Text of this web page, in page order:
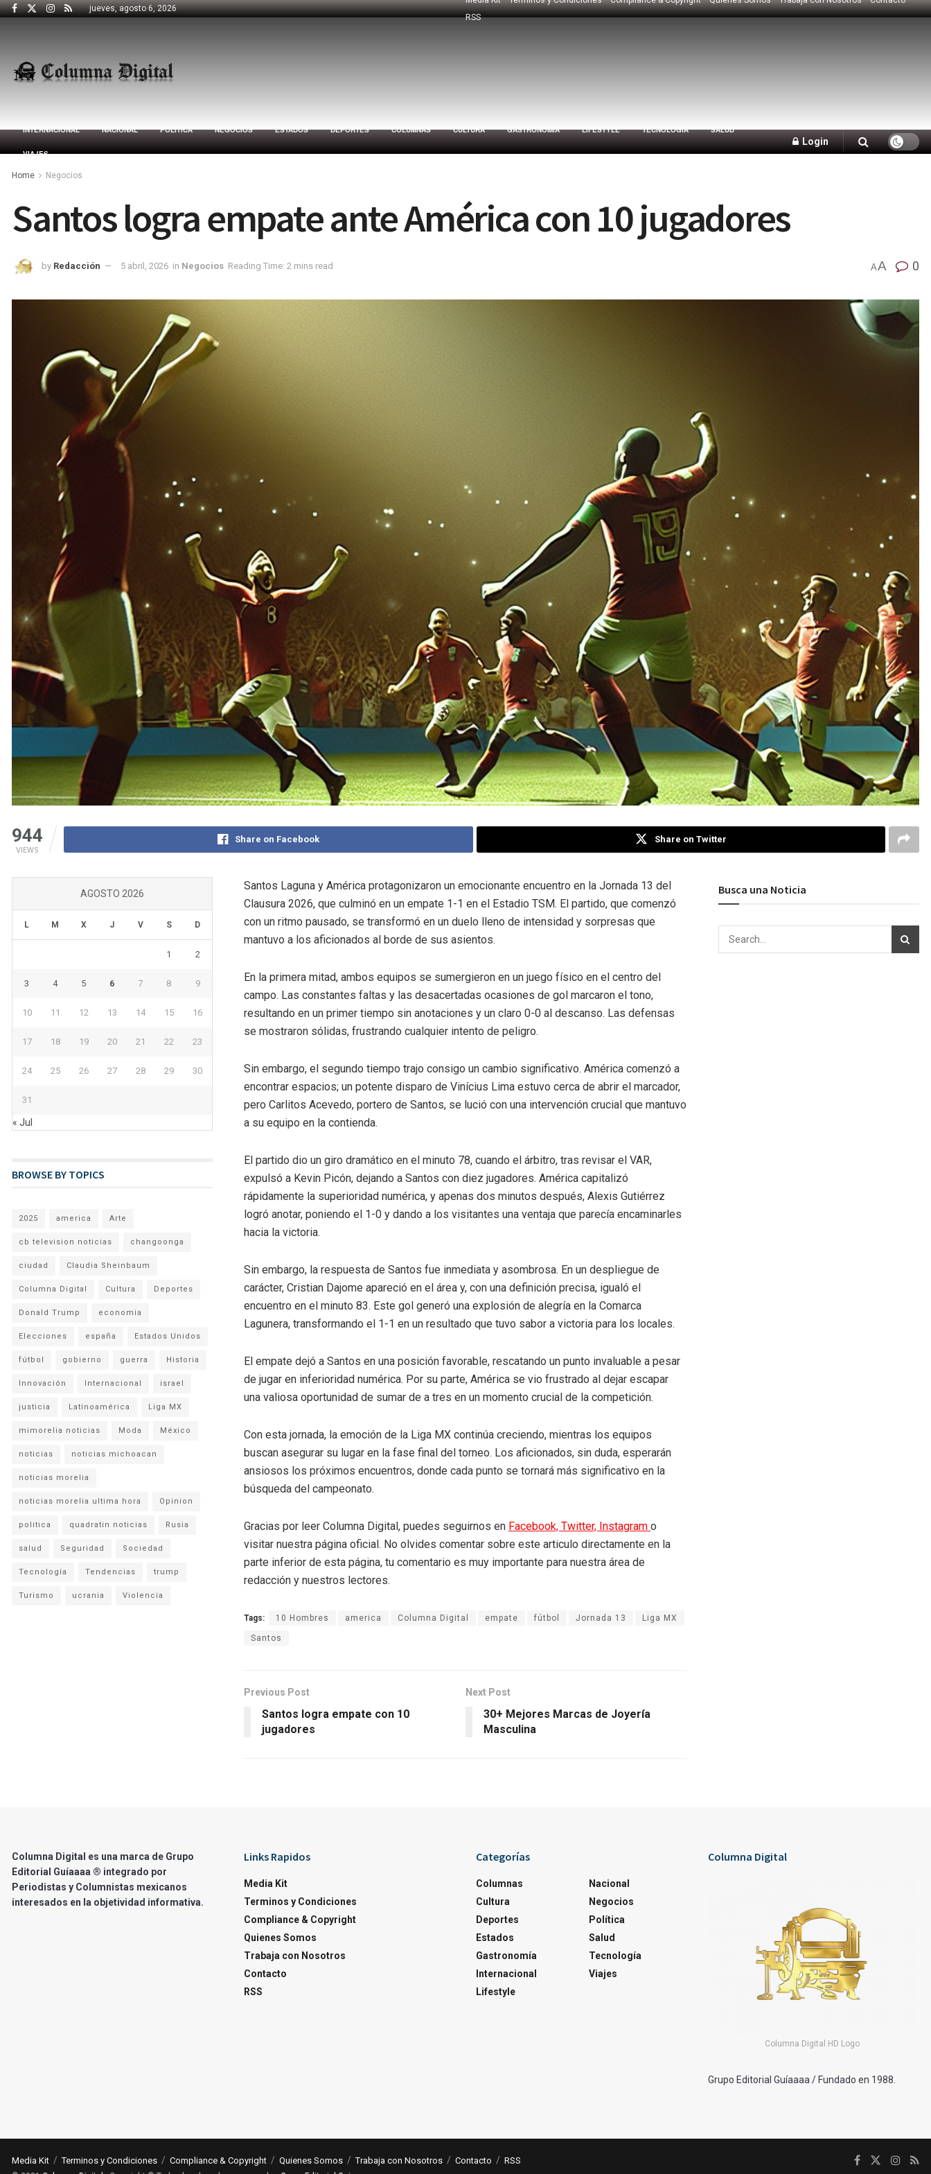
jueves, agosto 6, 2026
RSS
INTERNACIONAL NACIONAL POLÍTICA NEGOCIOS ESTADOS DEPORTES COLUMNAS CULTURA GASTRONOMÍA LIFESTYLE TECNOLOGÍA SALUD
VIAJES
Login
Home Negocios
Santos logra empate ante América con 10 jugadores
by Redacción 5 abril, 2026 in Negocios Reading Time: 2 mins read AA 0
944
VIEWS
Share on Facebook Share on Twitter
Santos Laguna y América protagonizaron un emocionante encuentro en la Jornada 13 del
Clausura 2026, que culminó en un empate 1-1 en el Estadio TSM. El partido, que comenzó
con un ritmo pausado, se transformó en un duelo lleno de intensidad y sorpresas que
mantuvo a los aficionados al borde de sus asientos.
En la primera mitad, ambos equipos se sumergieron en un juego físico en el centro del
campo. Las constantes faltas y las desacertadas ocasiones de gol marcaron el tono,
resultando en un primer tiempo sin anotaciones y un claro 0-0 al descanso. Las defensas
se mostraron sólidas, frustrando cualquier intento de peligro.
Sin embargo, el segundo tiempo trajo consigo un cambio significativo. América comenzó a
encontrar espacios; un potente disparo de Vinícius Lima estuvo cerca de abrir el marcador,
pero Carlitos Acevedo, portero de Santos, se lució con una intervención crucial que mantuvo
a su equipo en la contienda.
El partido dio un giro dramático en el minuto 78, cuando el árbitro, tras revisar el VAR,
expulsó a Kevin Picón, dejando a Santos con diez jugadores. América capitalizó
rápidamente la superioridad numérica, y apenas dos minutos después, Alexis Gutiérrez
logró anotar, poniendo el 1-0 y dando a los visitantes una ventaja que parecía encaminarles
hacia la victoria.
Sin embargo, la respuesta de Santos fue inmediata y asombrosa. En un despliegue de
carácter, Cristian Dajome apareció en el área y, con una definición precisa, igualó el
encuentro en el minuto 83. Este gol generó una explosión de alegría en la Comarca
Lagunera, transformando el 1-1 en un resultado que tuvo sabor a victoria para los locales.
El empate dejó a Santos en una posición favorable, rescatando un punto invaluable a pesar
de jugar en inferioridad numérica. Por su parte, América se vio frustrado al dejar escapar
una valiosa oportunidad de sumar de a tres en un momento crucial de la competición.
Con esta jornada, la emoción de la Liga MX continúa creciendo, mientras los equipos
buscan asegurar su lugar en la fase final del torneo. Los aficionados, sin duda, esperarán
ansiosos los próximos encuentros, donde cada punto se tornará más significativo en la
búsqueda del campeonato.
Gracias por leer Columna Digital, puedes seguirnos en Facebook, Twitter, Instagram o
visitar nuestra página oficial. No olvides comentar sobre este articulo directamente en la
parte inferior de esta página, tu comentario es muy importante para nuestra área de
redacción y nuestros lectores.
Tags: 10 Hombres america Columna Digital empate fútbol Jornada 13 Liga MX
Santos
Previous Post
Santos logra empate con 10
jugadores
Next Post
30+ Mejores Marcas de Joyería
Masculina
AGOSTO 2026
L M X J V S D
1 2
3 4 5 6 7 8 9
10 11 12 13 14 15 16
17 18 19 20 21 22 23
24 25 26 27 28 29 30
31
« Jul
BROWSE BY TOPICS
2025 america Arte
cb television noticias changoonga
ciudad Claudia Sheinbaum
Columna Digital Cultura Deportes
Donald Trump economia
Elecciones españa Estados Unidos
fútbol gobierno guerra Historia
Innovación Internacional israel
justicia Latinoamérica Liga MX
mimorelia noticias Moda México
noticias noticias michoacan
noticias morelia
noticias morelia ultima hora Opinion
politica quadratin noticias Rusia
salud Seguridad Sociedad
Tecnología Tendencias trump
Turismo ucrania Violencia
Busca una Noticia
Columna Digital es una marca de Grupo
Editorial Guíaaaa ® integrado por
Periodistas y Columnistas mexicanos
interesados en la objetividad informativa.
Links Rapidos
Media Kit
Terminos y Condiciones
Compliance & Copyright
Quienes Somos
Trabaja con Nosotros
Contacto
RSS
Categorías
Columnas
Cultura
Deportes
Estados
Gastronomía
Internacional
Lifestyle
Nacional
Negocios
Política
Salud
Tecnología
Viajes
Columna Digital
Columna Digital HD Logo
Grupo Editorial Guíaaaa / Fundado en 1988.
Media Kit Terminos y Condiciones Compliance & Copyright Quienes Somos Trabaja con Nosotros Contacto RSS